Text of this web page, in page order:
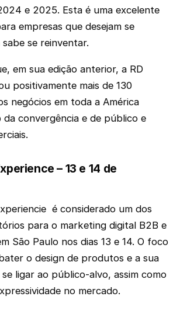
e 2025. Esta é uma excelente
empresas que desejam se
se reinventar.
em sua edição anterior, a RD
positivamente mais de 130
negócios em toda a América
da convergência e de público e
– 13 e 14 de
é considerado um dos
para o marketing digital B2B e
São Paulo nos dias 13 e 14. O foco
o design de produtos e a sua
ligar ao público-alvo, assim como
no mercado.